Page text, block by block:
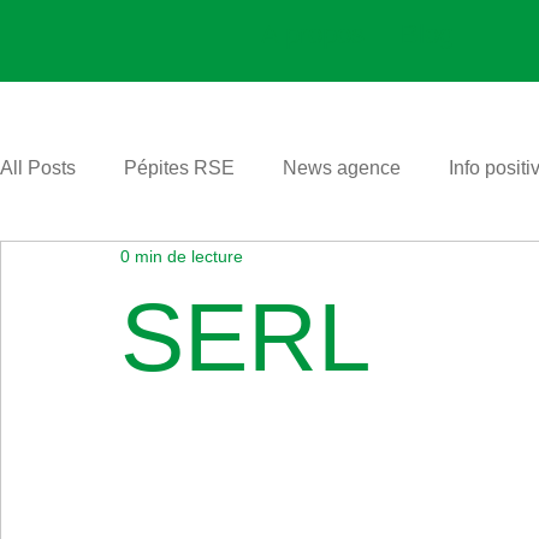
All Posts Pépites RSE News agence Info
SERL
0 min de lecture